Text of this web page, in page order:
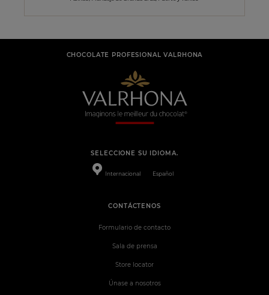
CHOCOLATE PROFESIONAL VALRHONA
SELECCIONE SU IDIOMA.
Internacional Español
CONTÁCTENOS
Formulario de contacto
Sala de prensa
Store locator
Únase a nosotros